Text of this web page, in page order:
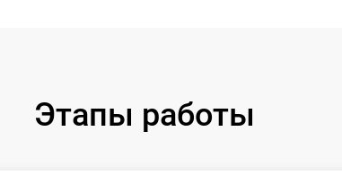
Этапы работы